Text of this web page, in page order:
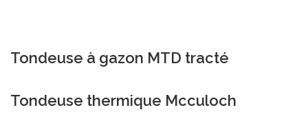
Tondeuse à gazon MTD tracté
Tondeuse thermique Mcculoch